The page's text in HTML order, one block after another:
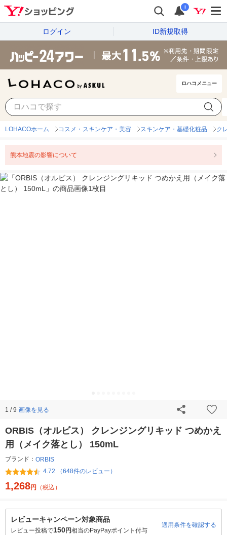
i
ログイン ID新規取得
ロハコメニュー
LOHACOホーム コスメ・スキンケア・美容 スキンケア・基礎化粧品 ク
熊本地震の影響について
1 / 9 画像を見る
ORBIS（オルビス） クレンジングリキッド つめかえ
用（メイク落とし） 150mL
ブランド： ORBIS
4.72 （648件のレビュー）
1,268円 （税込）
レビューキャンペーン対象商品
レビュー投稿で150円相当のPayPayポイント付与
適用条件を確認する